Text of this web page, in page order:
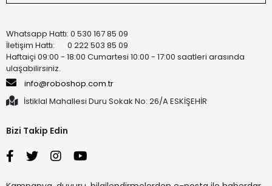
Whatsapp Hattı: 0 530 167 85 09
İletişim Hattı: 0 222 503 85 09
Haftaiçi 09:00 - 18:00 Cumartesi 10:00 - 17:00 saatleri arasında
ulaşabilirsiniz.
info@roboshop.com.tr
İstiklal Mahallesi Duru Sokak No: 26/A ESKİŞEHİR
Bizi Takip Edin